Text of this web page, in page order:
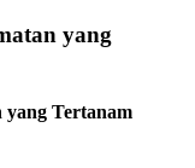
yang
yang Tertanam